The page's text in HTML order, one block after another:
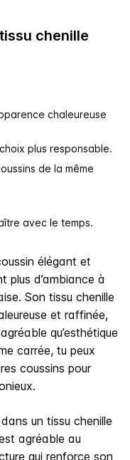
chenille
chaleureuse
plus responsable.
de la même
avec le temps.
élégant et
d’ambiance à
Son tissu chenille
et raffinée,
qu’esthétique
carrée, tu peux
coussins pour
un tissu chenille
agréable au
qui renforce son